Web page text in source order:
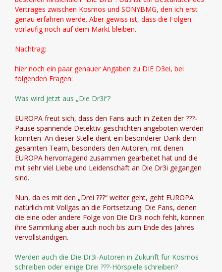
Vertrages zwischen Kosmos und SONYBMG, den ich erst
genau erfahren werde. Aber gewiss ist, dass die Folgen
vorläufig noch auf dem Markt bleiben.
Nachtrag:
hier noch ein paar genauer Angaben zu DIE D3ei, bei
folgenden Fragen:
Was wird jetzt aus „Die Dr3i“?
EUROPA freut sich, dass den Fans auch in Zeiten der ???-
Pause spannende Detektiv-geschichten angeboten werden
konnten. An dieser Stelle dient ein besonderer Dank dem
gesamten Team, besonders den Autoren, mit denen
EUROPA hervorragend zusammen gearbeitet hat und die
mit sehr viel Liebe und Leidenschaft an Die Dr3i gegangen
sind.
Nun, da es mit den „Drei ???“ weiter geht, geht EUROPA
natürlich mit Vollgas an die Fortsetzung. Die Fans, denen
die eine oder andere Folge von Die Dr3i noch fehlt, können
ihre Sammlung aber auch noch bis zum Ende des Jahres
vervollständigen.
Werden auch die Die Dr3i-Autoren in Zukunft für Kosmos
schreiben oder einige Drei ???-Hörspiele schreiben?